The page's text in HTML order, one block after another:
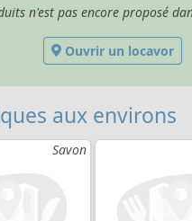
n'est pas encore proposé
Ouvrir un locavor
aux environs
Savon